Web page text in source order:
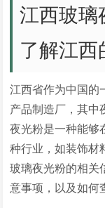
江西玻璃
了解江西
江西省作为中国的
产品制造厂，其中
夜光粉是一种能够
种行业，如装饰材
玻璃夜光粉的相关
意事项，以及如何